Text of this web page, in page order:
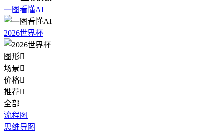
一图看懂AI
2026世界杯
图形
场景
价格
推荐
全部
流程图
思维导图